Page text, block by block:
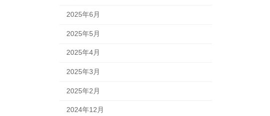
2025年6月
2025年5月
2025年4月
2025年3月
2025年2月
2024年12月